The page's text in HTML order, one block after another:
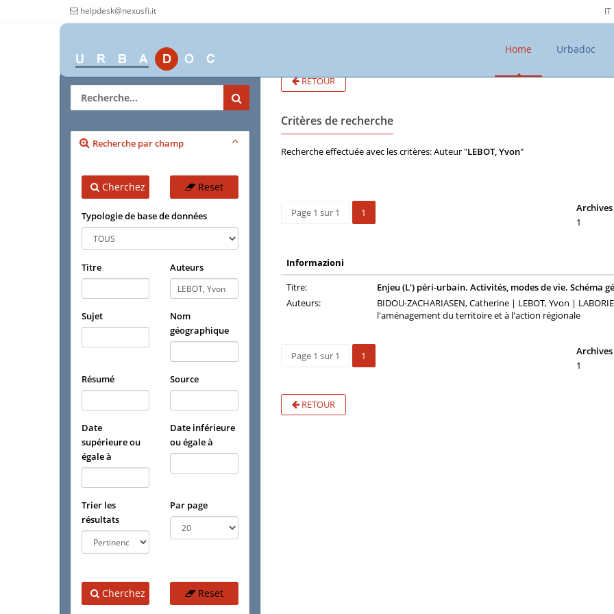
helpdesk@nexusfi.it IT
Home Urbadoc
Recherche par champ
Cherchez Reset
Typologie de base de données
Titre Auteurs
Sujet
Nom
géographique
Résumé Source
Date
supérieure ou
égale à
Date inférieure
ou égale à
Trier les
résultats
Par page
Cherchez Reset
RETOUR
Critères de recherche
Recherche effectuée avec les critères: Auteur "LEBOT, Yvon"
Page 1 sur 1 1
1
Informazioni
Titre:
Enjeu (L') péri-urbain. Activités, modes de vie. Schéma
Auteurs:
BIDOU-ZACHARIASEN, Catherine | LEBOT, Yvon |
l'aménagement du territoire et à l'action régionale
Page 1 sur 1 1
1
RETOUR